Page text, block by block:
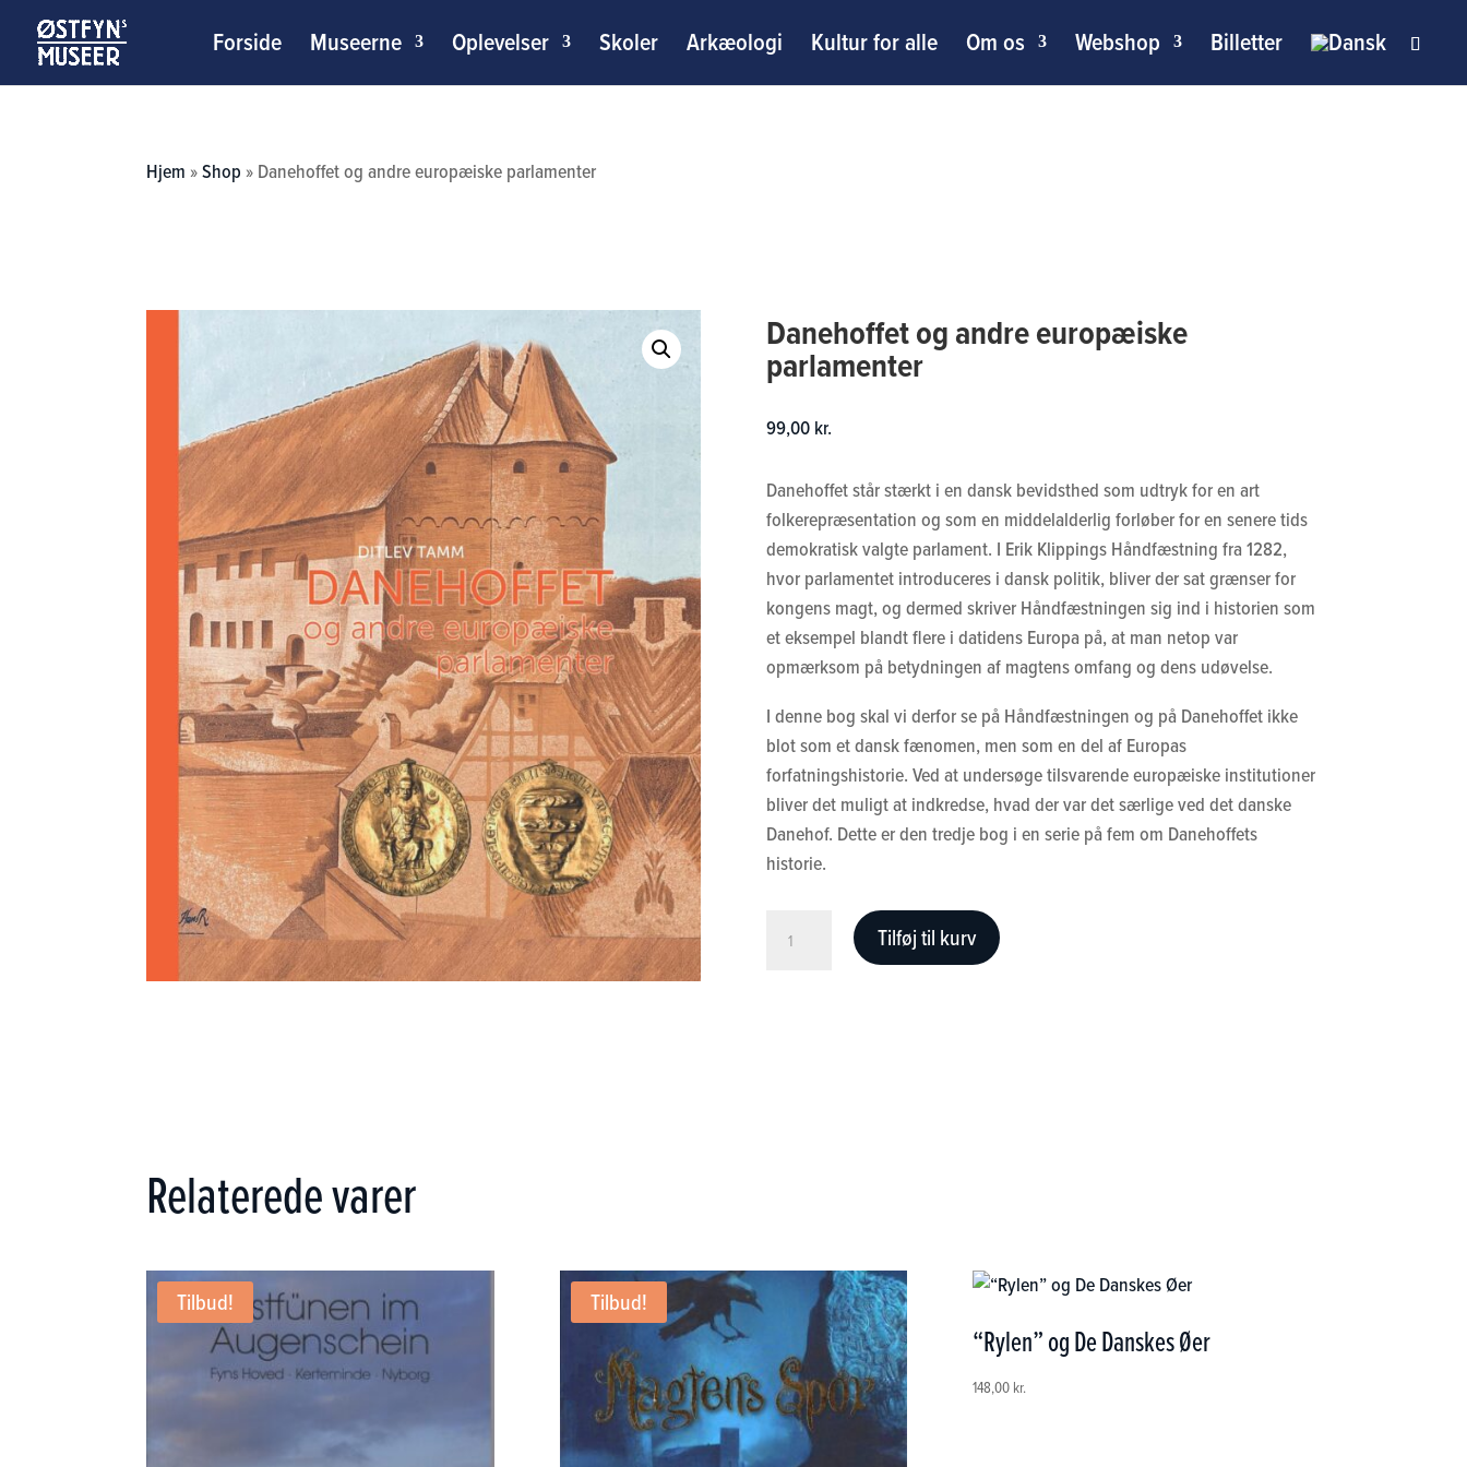
Forside Museerne Oplevelser Skoler Arkæologi Kultur for alle Om os Webshop Billetter
Hjem»Shop»Danehoffet og andre europæiske parlamenter
Danehoffet og andre europæiske
parlamenter
99,00kr.
Danehoffet står stærkt i en dansk bevidsthed som udtryk for en art
folkerepræsentation og som en middelalderlig forløber for en senere tids
demokratisk valgte parlament. I Erik Klippings Håndfæstning fra 1282,
hvor parlamentet introduceres i dansk politik, bliver der sat grænser for
kongens magt, og dermed skriver Håndfæstningen sig ind i historien som
et eksempel blandt flere i datidens Europa på, at man netop var
opmærksom på betydningen af magtens omfang og dens udøvelse.
I denne bog skal vi derfor se på Håndfæstningen og på Danehoffet ikke
blot som et dansk fænomen, men som en del af Europas
forfatningshistorie. Ved at undersøge tilsvarende europæiske institutioner
bliver det muligt at indkredse, hvad der var det særlige ved det danske
Danehof. Dette er den tredje bog i en serie på fem om Danehoffets
historie.
Tilføj til kurv
Relaterede varer
Tilbud! Tilbud!
“Rylen” og De Danskes Øer
148,00 kr.